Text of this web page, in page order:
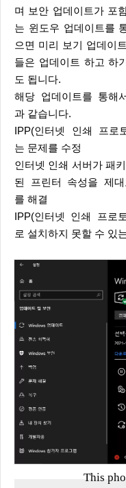
며 보안 업데이트가 포
는 윈도우 업데이트를
으면 미리 보기 업데이
들은 업데이트 하고 하
도 됩니다.
해당 업데이트를 통해
과 같습니다.
IPP(인터넷 인쇄 프
는 문제를 수정
인터넷 인쇄 서버가 패
된 프린터 속성을 제
를 해결
IPP(인터넷 인쇄 프로
로 설치하지 못할 수 있
This